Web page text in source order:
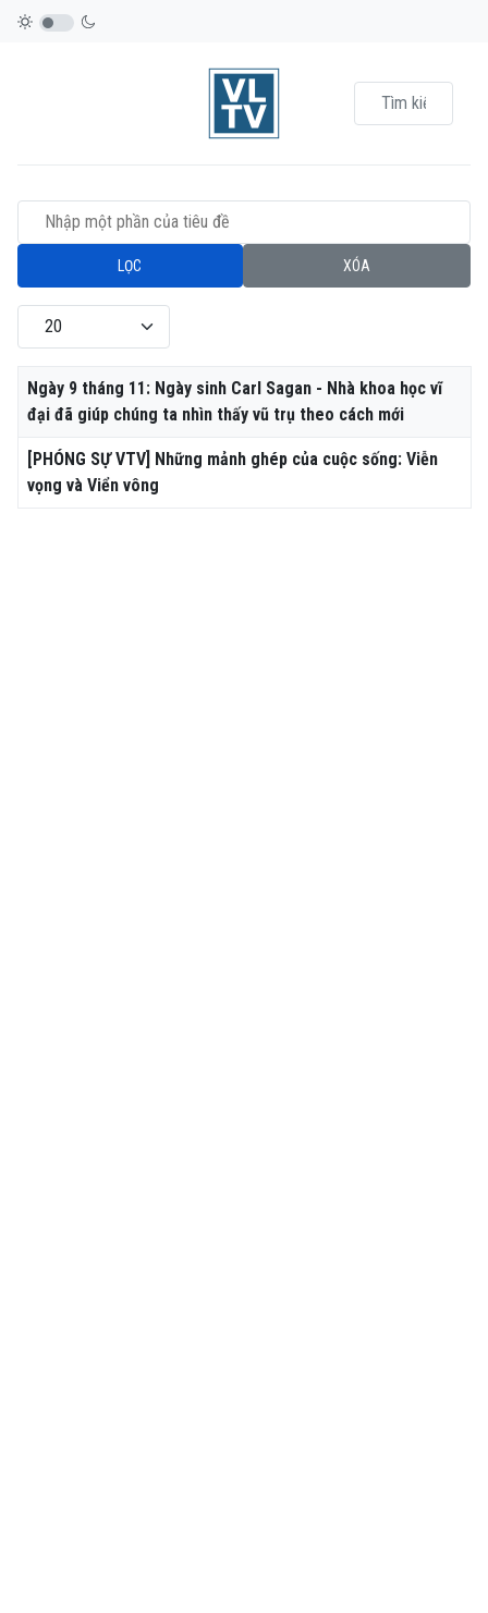
Nhập một phần của tiêu đề
LỌC XÓA
Hiển thị #
Tiêu đề
Ngày 9 tháng 11: Ngày sinh Carl Sagan - Nhà khoa học vĩ
đại đã giúp chúng ta nhìn thấy vũ trụ theo cách mới
[PHÓNG SỰ VTV] Những mảnh ghép của cuộc sống: Viễn
vọng và Viển vông